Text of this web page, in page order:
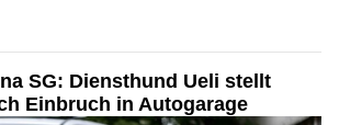
SG: Diensthund Ueli stellt
Einbruch in Autogarage